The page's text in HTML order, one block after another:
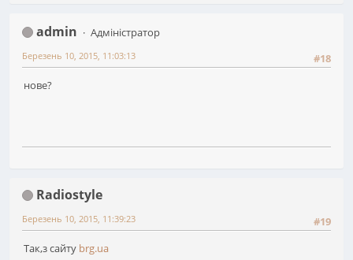
admin
Адміністратор
#18
Березень 10, 2015, 11:03:13
нове?
Radiostyle
#19
Березень 10, 2015, 11:39:23
Так,з сайту brg.ua